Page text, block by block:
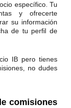
específico. Tu
y ofrecerte
su información
de tu perfil de
IB pero tienes
no dudes
comisiones